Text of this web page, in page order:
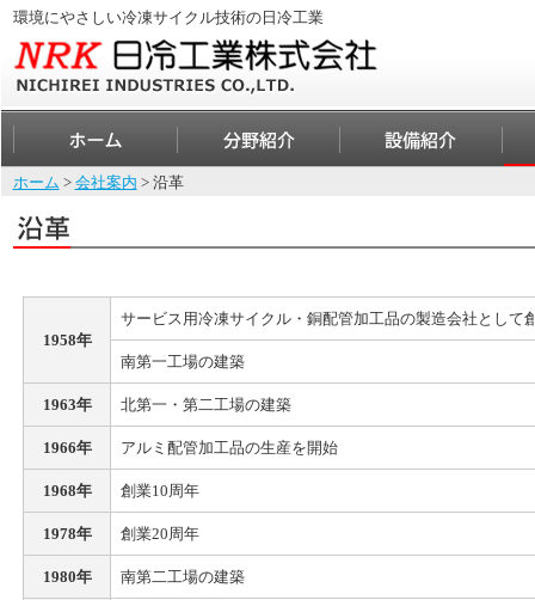
環境にやさしい冷凍サイクル技術の日冷工業
ホーム > 会社案内 > 沿革
1958年
サービス用冷凍サイクル・銅配管加工品の製造会社として
南第一工場の建築
1963年 北第一・第二工場の建築
1966年 アルミ配管加工品の生産を開始
1968年 創業10周年
1978年 創業20周年
1980年 南第二工場の建築